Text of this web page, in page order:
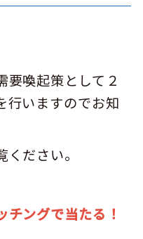
ョップ
要喚起策として２
行いますのでお知
ださい。
ングで当たる！